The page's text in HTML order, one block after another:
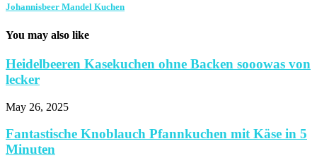
Johannisbeer Mandel Kuchen
You may also like
Heidelbeeren Kasekuchen ohne Backen sooowas von
lecker
May 26, 2025
Fantastische Knoblauch Pfannkuchen mit Käse in 5
Minuten